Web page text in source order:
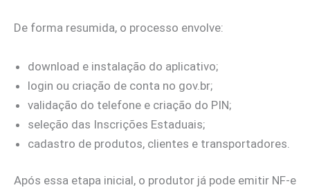
De forma resumida, o processo envolve:
download e instalação do aplicativo;
login ou criação de conta no gov.br;
validação do telefone e criação do PIN;
seleção das Inscrições Estaduais;
cadastro de produtos, clientes e transportadores.
Após essa etapa inicial, o produtor já pode emitir NF-e